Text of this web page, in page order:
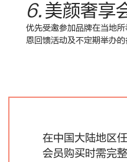
6. 美颜奢享
优先受邀参加品牌在当地
恩回馈活动及不定期举办
在中国大陆地区
会员购买时需完